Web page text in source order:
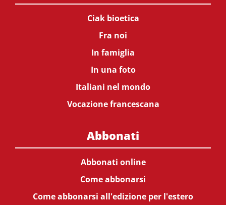
Ciak bioetica
Fra noi
In famiglia
In una foto
Italiani nel mondo
Vocazione francescana
Abbonati
Abbonati online
Come abbonarsi
Come abbonarsi all'edizione per l'estero